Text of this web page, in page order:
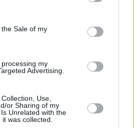
Google and its third-party tags to
purposes in below Google
Sale of my
my
Advertising.
Use,
or Sharing of my
Unrelated with the
was collected.
κεντροαριστερά έως την
το αγαπημένο Κεντρώο
Γιαυτό τωρα πάει σιγουρα
ειναι πλεον σιγουρα Π/Θ για